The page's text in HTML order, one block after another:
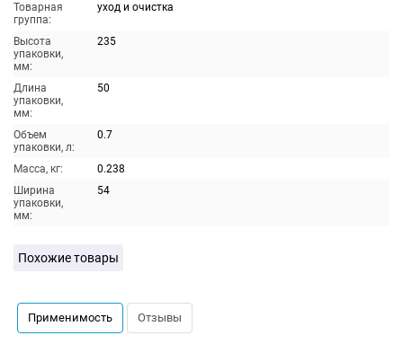
Товарная
группа:
уход и очистка
Высота
упаковки,
мм:
235
Длина
упаковки,
мм:
50
Объем
упаковки, л:
0.7
Масса, кг:
0.238
Ширина
упаковки,
мм:
54
Похожие товары
Применимость Отзывы